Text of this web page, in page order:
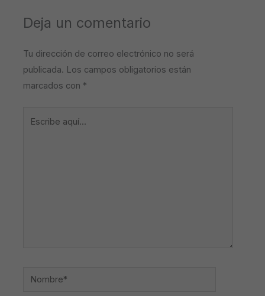
Deja un comentario
Tu dirección de correo electrónico no será
publicada. Los campos obligatorios están
marcados con *
Nombre*